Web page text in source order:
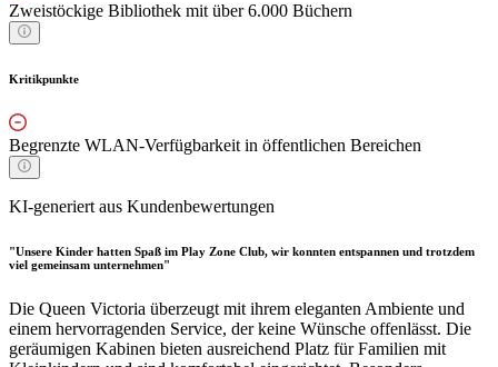
Zweistöckige Bibliothek mit über 6.000 Büchern
Kritikpunkte
Begrenzte WLAN-Verfügbarkeit in öffentlichen Bereichen
KI-generiert aus Kundenbewertungen
"Unsere Kinder hatten Spaß im Play Zone Club, wir konnten entspannen und trotzdem
viel gemeinsam unternehmen"
Die Queen Victoria überzeugt mit ihrem eleganten Ambiente und
einem hervorragenden Service, der keine Wünsche offenlässt. Die
geräumigen Kabinen bieten ausreichend Platz für Familien mit